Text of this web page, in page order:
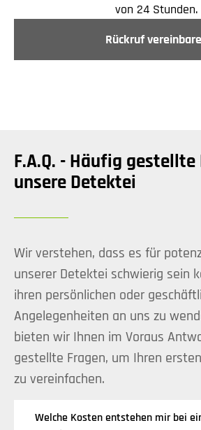
von 24 Stunden.
Rückruf
F.A.Q. - Häufig gestellte
unsere Detektei
Wir verstehen, dass es für
unserer Detektei schwierig sein
ihren persönlichen oder
Angelegenheiten an uns zu
bieten wir Ihnen im Voraus
gestellte Fragen, um Ihren ersten
zu vereinfachen.
Welche Kosten entstehen mir bei